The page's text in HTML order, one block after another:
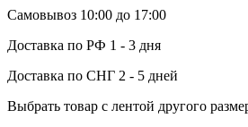
Самовывоз 10:00 до 17:00
Доставка по РФ 1 - 3 дня
Доставка по СНГ 2 - 5 дней
Выбрать товар с лентой другого